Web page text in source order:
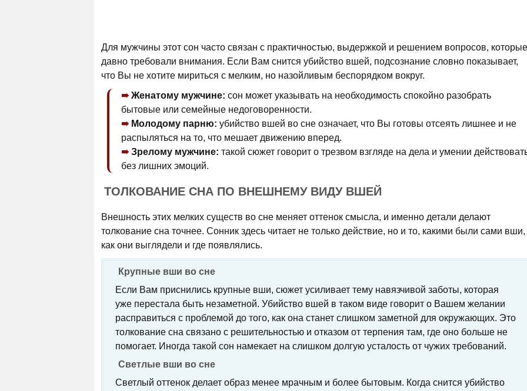
Для мужчины этот сон часто связан с практичностью, выдержкой и решением вопросов, которые
давно требовали внимания. Если Вам снится убийство вшей, подсознание словно показывает,
что Вы не хотите мириться с мелким, но назойливым беспорядком вокруг.
Женатому мужчине: сон может указывать на необходимость спокойно разобрать
бытовые или семейные недоговоренности.
Молодому парню: убийство вшей во сне означает, что Вы готовы отсеять лишнее и не
распыляться на то, что мешает движению вперед.
Зрелому мужчине: такой сюжет говорит о трезвом взгляде на дела и умении
без лишних эмоций.
ТОЛКОВАНИЕ СНА ПО ВНЕШНЕМУ ВИДУ ВШЕЙ
Внешность этих мелких существ во сне меняет оттенок смысла, и именно детали делают
толкование сна точнее. Сонник здесь читает не только действие, но и то, какими были сами вши,
как они выглядели и где появлялись.
Крупные вши во сне
Если Вам приснились крупные вши, сюжет усиливает тему навязчивой заботы, которая
уже перестала быть незаметной. Убийство вшей в таком виде говорит о Вашем желании
расправиться с проблемой до того, как она станет слишком заметной для окружающих. Это
толкование сна связано с решительностью и отказом от терпения там, где оно больше не
помогает. Иногда такой сон намекает на слишком долгую усталость от чужих требований.
Светлые вши во сне
Светлый оттенок делает образ менее мрачным и более бытовым. Когда снится убийство